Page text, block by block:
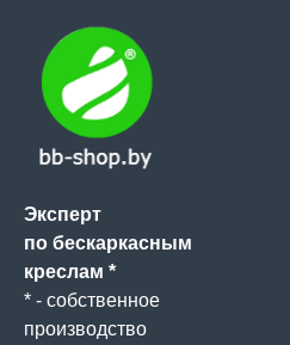
Эксперт
по бескаркасным
креслам *
* - собственное
производство